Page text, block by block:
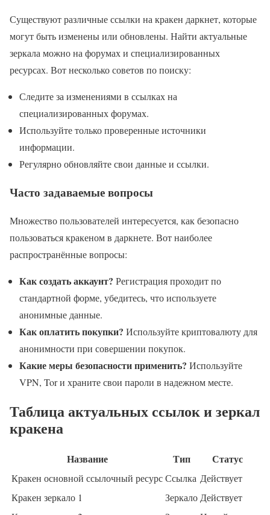
Существуют различные ссылки на кракен даркнет, которые
могут быть изменены или обновлены. Найти актуальные
зеркала можно на форумах и специализированных
ресурсах. Вот несколько советов по поиску:
Следите за изменениями в ссылках на
специализированных форумах.
Используйте только проверенные источники
информации.
Регулярно обновляйте свои данные и ссылки.
Часто задаваемые вопросы
Множество пользователей интересуется, как безопасно
пользоваться кракеном в даркнете. Вот наиболее
распространённые вопросы:
Как создать аккаунт? Регистрация проходит по
стандартной форме, убедитесь, что используете
анонимные данные.
Как оплатить покупки? Используйте криптовалюту для
анонимности при совершении покупок.
Какие меры безопасности применить? Используйте
VPN, Tor и храните свои пароли в надежном месте.
Таблица актуальных ссылок и зеркал
кракена
Название Тип Статус
Кракен основной ссылочный ресурсСсылка Действует
Кракен зеркало 1
Зеркало Действует